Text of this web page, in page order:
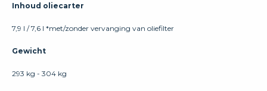
Inhoud oliecarter
7,9 l / 7,6 l *met/zonder vervanging van oliefilter
Gewicht
293 kg - 304 kg